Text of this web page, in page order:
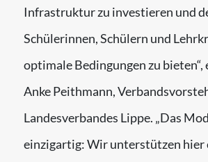
Infrastruktur zu investieren und
Schülerinnen, Schülern und
optimale Bedingungen zu
Anke Peithmann,
Landesverbandes Lippe. „Das
einzigartig: Wir unterstützen hier